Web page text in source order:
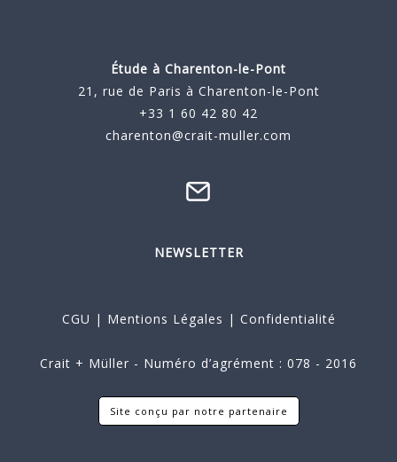
Étude à Charenton-le-Pont
21, rue de Paris à Charenton-le-Pont
+33 1 60 42 80 42
charenton@crait-muller.com
NEWSLETTER
CGU | Mentions Légales | Confidentialité
Crait + Müller - Numéro d’agrément : 078 - 2016
Site conçu par notre partenaire